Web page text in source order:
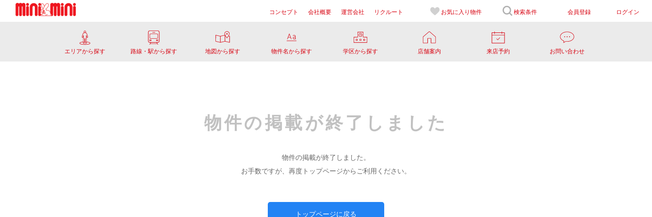
コンセプト 会社概要 運営会社 リクルート お気に入り 物件 検索条件 会員登録 ログイン
エリアから探す 路線・駅から探す 地図から探す 物件名から探す 学区から探す 店舗案内 来店予約 お問い合わせ
物件の掲載が終了しました
物件の掲載が終了しました。
お手数ですが、再度トップページからご利用ください。
トップページに戻る